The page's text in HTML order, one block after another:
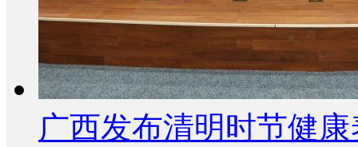
广西发布清明时节健